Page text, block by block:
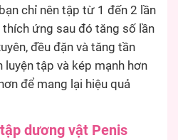
chỉ nên tập từ 1 đến 2 lần
ứng sau đó tăng số lần
đều đặn và tăng tần
tập và kép mạnh hơn
để mang lại hiệu quả
dương vật Penis